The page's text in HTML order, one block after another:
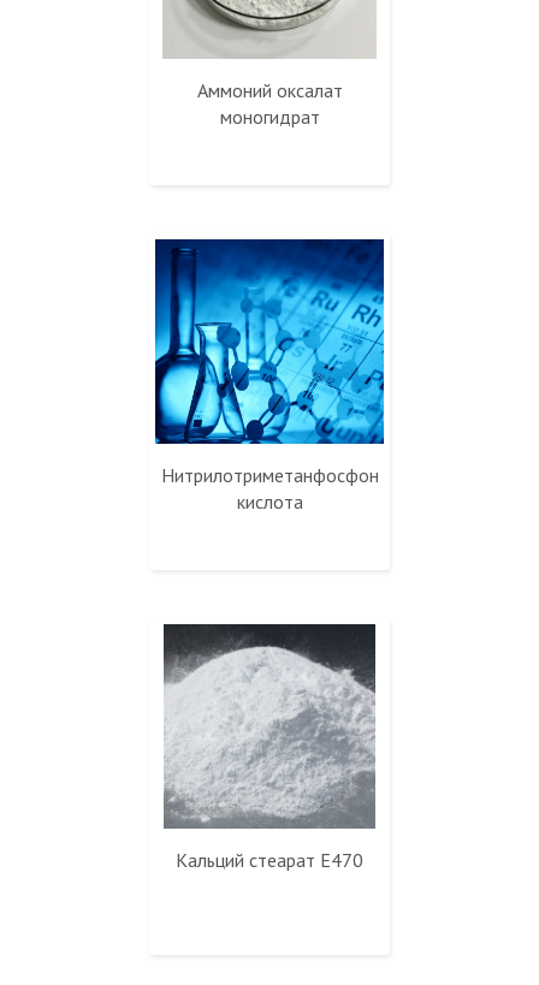
Аммоний оксалат
моногидрат
Нитрилотриметанфосфоновая
кислота
Кальций стеарат Е470